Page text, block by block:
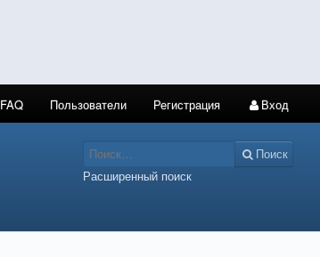
FAQ Пользователи Регистрация Вход
Поиск
Расширенный поиск